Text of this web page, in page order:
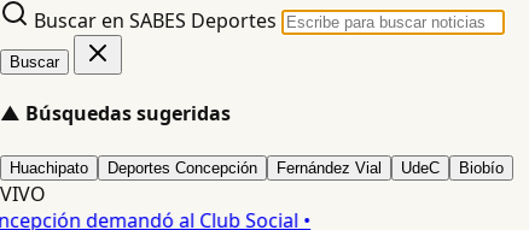
Buscar en SABES Deportes
Buscar
▲ Búsquedas sugeridas
Huachipato Deportes Concepción Fernández Vial UdeC Biobío
VIVO
demandó al Club Social •